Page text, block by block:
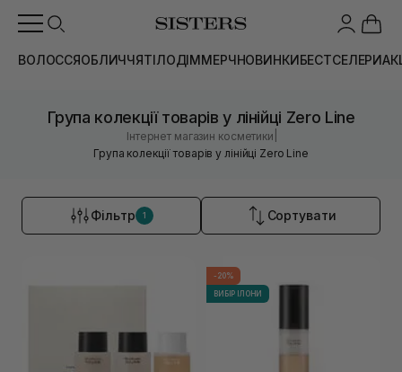
ВОЛОССЯОБЛИЧЧЯТІЛОДІММЕРЧНОВИНКИБЕСТСЕЛЕРИ
Група колекції товарів у лінійці Zero Line
Інтернет магазин косметики
Група колекції товарів у лінійці Zero Line
Фільтр 1 Сортувати
-20%
ВИБІР ІЛОНИ